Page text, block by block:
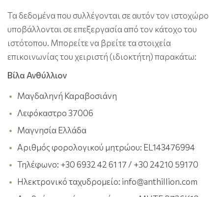
Τα δεδομένα που συλλέγονται σε αυτόν τον ιστοχώρο
υποβάλλονται σε επεξεργασία από τον κάτοχο του
ιστότοπου. Μπορείτε να βρείτε τα στοιχεία
επικοινωνίας του χειριστή (ιδιοκτήτη) παρακάτω:
Βίλα Ανθύλλιον
Μαγδαληνή Καραβοσιάνη
Λεφόκαστρο 37006
Μαγνησία Ελλάδα
Αριθμός φορολογικού μητρώου: EL143476994
Τηλέφωνο: +30 6932 42 61 17 / +30 24210 59170
Ηλεκτρονικό ταχυδρομείο: info@anthillion.com